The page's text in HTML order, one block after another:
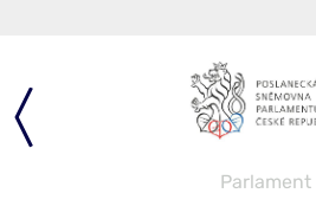
Parlament